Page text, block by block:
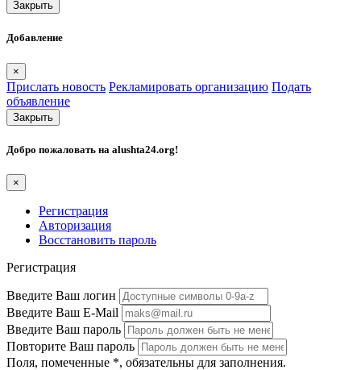
Закрыть
Добавление
×
Прислать новость Рекламировать организацию Подать
объявление
Закрыть
Добро пожаловать на alushta24.org!
×
Регистрация
Авторизация
Восстановить пароль
Регистрация
Введите Ваш логин
Введите Ваш E-Mail
Введите Ваш пароль
Повторите Ваш пароль
Поля, помеченные *, обязательны для заполнения.